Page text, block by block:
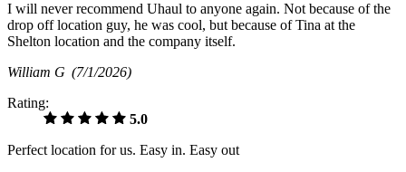
I will never recommend Uhaul to anyone again. Not because of the
drop off location guy, he was cool, but because of Tina at the
Shelton location and the company itself.
William G (7/1/2026)
Rating:
5.0
Perfect location for us. Easy in. Easy out